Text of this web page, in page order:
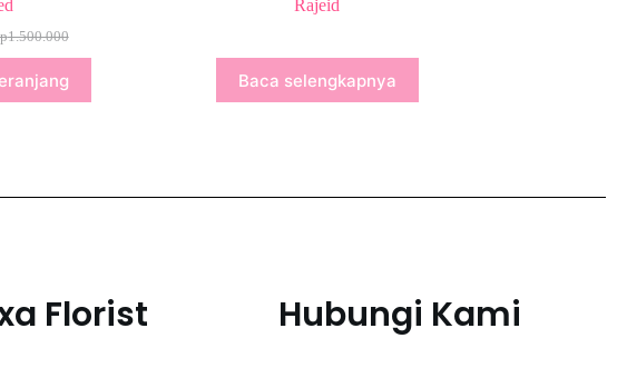
1.500.000
Rajeid
Baca selengkapnya
Florist Hubungi Kami